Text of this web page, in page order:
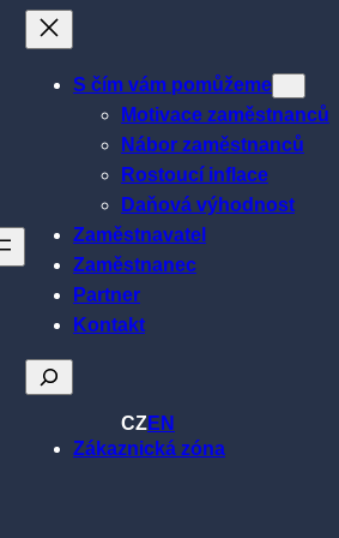
S čím vám pomůžeme
Motivace zaměstnanců
Nábor zaměstnanců
Rostoucí inflace
Daňová výhodnost
Zaměstnavatel
Zaměstnanec
Partner
Kontakt
Hledat
CZEN
Zákaznická zóna